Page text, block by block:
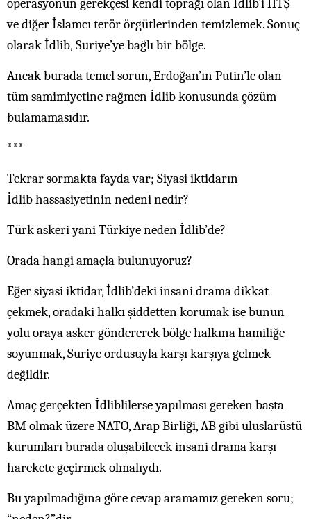
operasyonun gerekçesi kendi toprağı olan İdlib’i HTŞ
ve diğer İslamcı terör örgütlerinden temizlemek. Sonuç
olarak İdlib, Suriye’ye bağlı bir bölge.
Ancak burada temel sorun, Erdoğan’ın Putin’le olan
tüm samimiyetine rağmen İdlib konusunda çözüm
bulamamasıdır.
***
Tekrar sormakta fayda var; Siyasi iktidarın
İdlib hassasiyetinin nedeni nedir?
Türk askeri yani Türkiye neden İdlib’de?
Orada hangi amaçla bulunuyoruz?
Eğer siyasi iktidar, İdlib’deki insani drama dikkat
çekmek, oradaki halkı şiddetten korumak ise bunun
yolu oraya asker göndererek bölge halkına hamiliğe
soyunmak, Suriye ordusuyla karşı karşıya gelmek
değildir.
Amaç gerçekten İdliblilerse yapılması gereken başta
BM olmak üzere NATO, Arap Birliği, AB gibi uluslarüstü
kurumları burada oluşabilecek insani drama karşı
harekete geçirmek olmalıydı.
Bu yapılmadığına göre cevap aramamız gereken soru;